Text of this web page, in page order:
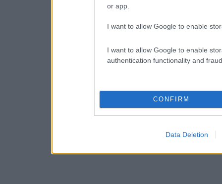
or app.
I want to allow Google to enable
I want to allow Google to enable
authentication functionality and
CONFIRM
Data Deletion